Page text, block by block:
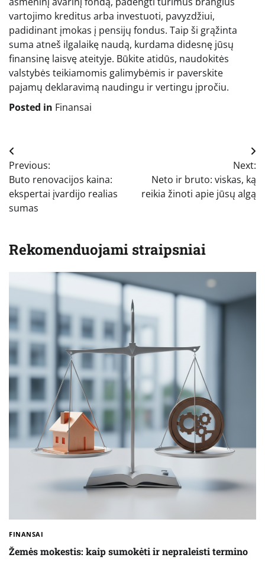
vartojimo kreditus arba investuoti, pavyzdžiui,
padidinant įmokas į pensijų fondus. Taip ši grąžinta
suma atneš ilgalaikę naudą, kurdama didesnę jūsų
finansinę laisvę ateityje. Būkite atidūs, naudokitės
valstybės teikiamomis galimybėmis ir paverskite
pajamų deklaravimą naudingu ir vertingu įpročiu.
Posted in Finansai
Navigacija
tarp
įrašų
Previous:
Buto renovacijos kaina:
ekspertai įvardijo realias
sumas
Next:
Neto ir bruto: viskas, ką
reikia žinoti apie jūsų algą
Rekomenduojami straipsniai
FINANSAI
Žemės mokestis: kaip sumokėti ir nepraleisti termino